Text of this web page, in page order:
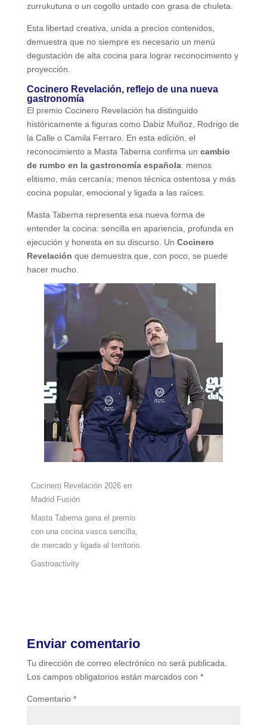
zurrukutuna o un cogollo untado con grasa de chuleta.
Esta libertad creativa, unida a precios contenidos,
demuestra que no siempre es necesario un menú
degustación de alta cocina para lograr reconocimiento y
proyección.
Cocinero Revelación, reflejo de una nueva
gastronomía
El premio Cocinero Revelación ha distinguido
históricamente a figuras como Dabiz Muñoz, Rodrigo de
la Calle o Camila Ferraro. En esta edición, el
reconocimiento a Masta Taberna confirma un cambio
de rumbo en la gastronomía española: menos
elitismo, más cercanía; menos técnica ostentosa y más
cocina popular, emocional y ligada a las raíces.
Masta Taberna representa esa nueva forma de
entender la cocina: sencilla en apariencia, profunda en
ejecución y honesta en su discurso. Un Cocinero
Revelación que demuestra que, con poco, se puede
hacer mucho.
Cocinero Revelación 2026 en
Madrid Fusión
Masta Taberna gana el premio
con una cocina vasca sencilla,
de mercado y ligada al territorio.
Gastroactivity
Enviar comentario
Tu dirección de correo electrónico no será publicada.
Los campos obligatorios están marcados con *
Comentario *